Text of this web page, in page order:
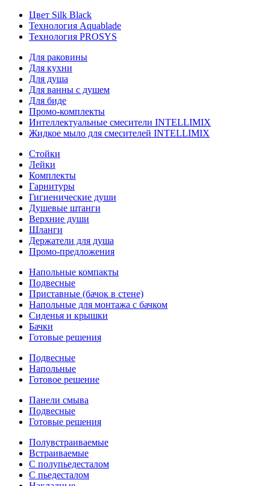
Цвет Silk Black
Технология Aquablade
Технология PROSYS
Для раковины
Для кухни
Для душа
Для ванны с душем
Для биде
Промо-комплекты
Интеллектуальные смесители INTELLIMIX
Жидкое мыло для смесителей INTELLIMIX
Стойки
Лейки
Комплекты
Гарнитуры
Гигиенические души
Душевые штанги
Верхние души
Шланги
Держатели для душа
Промо-предложения
Напольные компакты
Подвесные
Приставные (бачок в стене)
Напольные для монтажа с бачком
Сиденья и крышки
Бачки
Готовые решения
Подвесные
Напольные
Готовое решение
Панели смыва
Подвесные
Готовые решения
Полувстраиваемые
Встраиваемые
С полупьедесталом
С пьедесталом